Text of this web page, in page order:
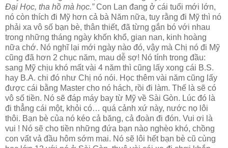
Đại Học, tha hồ mà học.”Con Lan đang ở cái tuổi mới lớn,
nó còn thích đi Mỹ hơn cả bà Năm nữa, tuy rằng đi Mỹ thì nó
phải xa vô số bạn bè, thân thiết, đã từng gắn bó với nhau
trong những tháng ngày khốn khổ, gian nan, kinh hoàng
nữa chớ. Nó nghĩ lại mới ngày nào đó, vậy mà Chị nó đi Mỹ
cũng đã hơn 2 chục năm, mau dễ sợ! Nó tính trong đầu:
sang Mỹ chịu khó mất vài 4 năm thì cũng lấy xong cái B.S.
hay B.A. chi đó như Chị nó nói. Học thêm vài năm cũng lấy
được cái bằng Master cho nó hách, rồi đi làm. Thế là sẽ có
vô số tiền. Nó sẽ đáp máy bay từ Mỹ về Sài Gòn. Lúc đó là
đi thẳng cái một, khỏi có… quá cảnh xứ này, nước nọ lôi
thôi. Bạn bè của nó kéo cả băng, cả đoàn đi đón. Vui ơi là
vui ! Nó sẽ cho tiền những đứa bạn nào nghèo khó, chồng
con vất vả đầu hôm sớm mai. Nó sẽ lôi hết bạn bè cũ cùng